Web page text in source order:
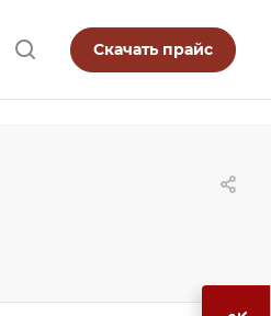
Скачать прайс